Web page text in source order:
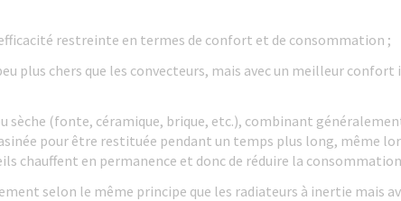
restreinte en termes de confort et de consommation ;
plus chers que les convecteurs, mais avec un meilleur
sèche (fonte, céramique, brique, etc.), combinant
pour être restituée pendant un temps plus long, même
chauffent en permanence et donc de réduire la consommation
selon le même principe que les radiateurs à inertie mais